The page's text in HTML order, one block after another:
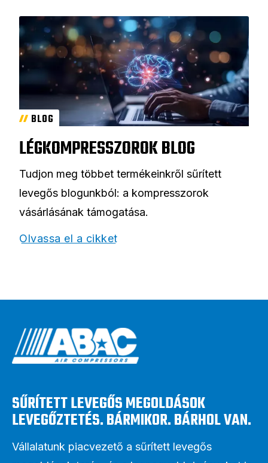
BLOG
LÉGKOMPRESSZOROK BLOG
Tudjon meg többet termékeinkről sűrített
levegős blogunkból: a kompresszorok
vásárlásának támogatása.
Olvassa el a cikket
SŰRÍTETT LEVEGŐS MEGOLDÁSOK
LEVEGŐZTETÉS. BÁRMIKOR. BÁRHOL VAN.
Vállalatunk piacvezető a sűrített levegős